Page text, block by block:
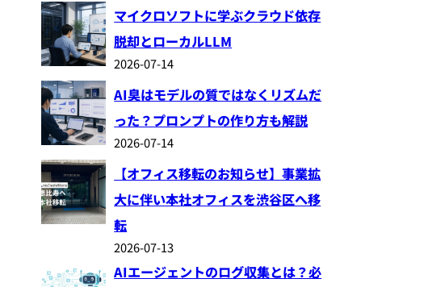
マイクロソフトに学ぶクラウド依存
脱却とローカルLLM
2026-07-14
AI臭はモデルの質ではなくリズムだ
った？プロンプトの作り方も解説
2026-07-14
【オフィス移転のお知らせ】事業拡
大に伴い本社オフィスを渋谷区へ移
転
2026-07-13
AIエージェントのログ収集とは？必